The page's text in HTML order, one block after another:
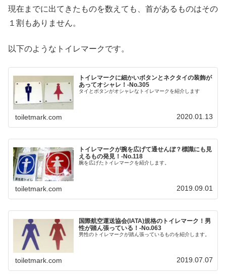
現在までに出てきたものを数えても、首があるものはその
１割もありません。
以下のようなトイレマークです。
トイレマークに細かいボタンとネクタイの装飾が
あってオシャレ！‐No.305
タイとボタンがオシャレなトイレマークを紹介します
toiletmark.com 2020.01.13
トイレマークが腕を広げて通せんぼ？標識にも見
えるもの発見！‐No.118
腕を広げたトイレマークを紹介します。
toiletmark.com 2019.09.01
国際航空運送協会(IATA)規格のトイレマーク！男
性が踏ん張っている！‐No.063
男性のトイレマークが踏ん張っているものを紹介します。
toiletmark.com 2019.07.07